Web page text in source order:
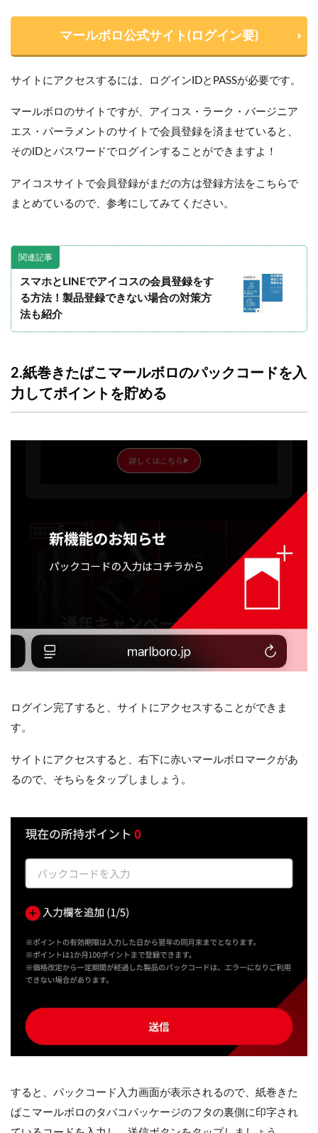
マールボロ公式サイト(ログイン要)
サイトにアクセスするには、ログインIDとPASSが必要です。
マールボロのサイトですが、アイコス・ラーク・バージニア
エス・パーラメントのサイトで会員登録を済ませていると、
そのIDとパスワードでログインすることができますよ！
アイコスサイトで会員登録がまだの方は登録方法をこちらで
まとめているので、参考にしてみてください。
関連記事
スマホとLINEでアイコスの会員登録をす
る方法！製品登録できない場合の対策方
法も紹介
2.紙巻きたばこマールボロのパックコードを入
力してポイントを貯める
ログイン完了すると、サイトにアクセスすることができま
す。
サイトにアクセスすると、右下に赤いマールボロマークがあ
るので、そちらをタップしましょう。
すると、パックコード入力画面が表示されるので、紙巻きた
ばこマールボロのタバコパッケージのフタの裏側に印字され